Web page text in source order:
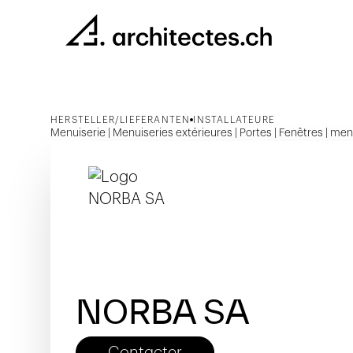
HERSTELLER/LIEFERANTEN INSTALLATEURE
Menuiserie | Menuiseries extérieures | Portes | Fenêtres |
NORBA SA